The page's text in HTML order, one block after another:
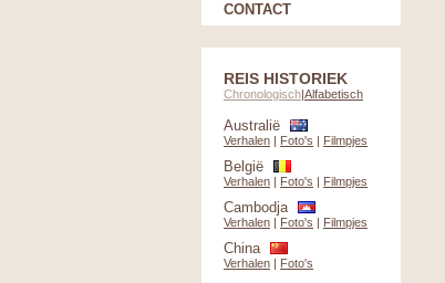
CONTACT
REIS HISTORIEK
Chronologisch|Alfabetisch
Australië
Verhalen | Foto's | Filmpjes
België
Verhalen | Foto's | Filmpjes
Cambodja
Verhalen | Foto's | Filmpjes
China
Verhalen | Foto's